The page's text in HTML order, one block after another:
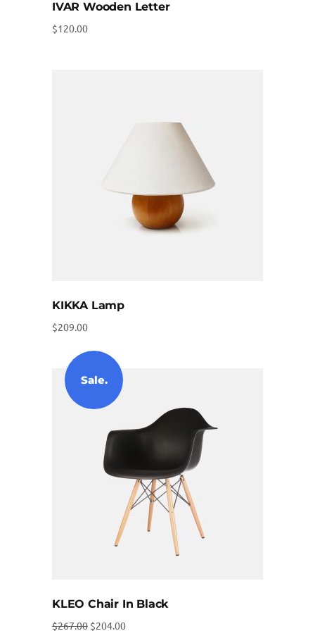
IVAR Wooden Letter
$120.00
KIKKA Lamp
$209.00
Sale.
KLEO Chair In Black
$267.00 Ursprünglicher
$204.00Aktueller